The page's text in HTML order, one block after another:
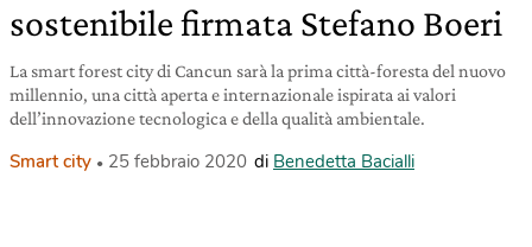
sostenibile firmata Stefano Boeri
La smart forest city di Cancun sarà la prima città-foresta del nuovo
millennio, una città aperta e internazionale ispirata ai valori
dell’innovazione tecnologica e della qualità ambientale.
Smart city 25 febbraio 2020 di Benedetta Bacialli